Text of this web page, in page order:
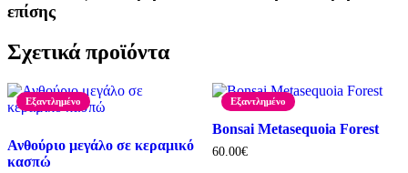
επίσης
Σχετικά προϊόντα
Εξαντλημένο
Ανθούριο μεγάλο σε κεραμικό
κασπώ
Εξαντλημένο
Bonsai Metasequoia Forest
60.00€